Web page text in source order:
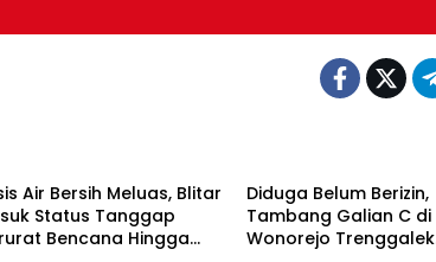
Air Bersih Meluas, Blitar
Status Tanggap
Bencana Hingga
Diduga Belum Berizin,
Tambang Galian C di
Wonorejo Trenggalek
NASIONAL BERITA TERBARU